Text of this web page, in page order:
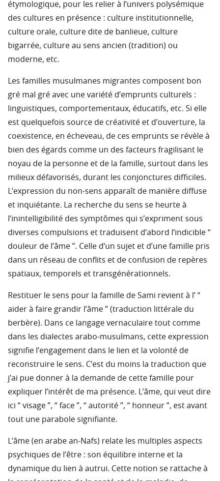
étymologique, pour les relier à l’univers polysémique
des cultures en présence : culture institutionnelle,
culture orale, culture dite de banlieue, culture
bigarrée, culture au sens ancien (tradition) ou
moderne, etc.
Les familles musulmanes migrantes composent bon
gré mal gré avec une variété d’emprunts culturels :
linguistiques, comportementaux, éducatifs, etc. Si elle
est quelquefois source de créativité et d’ouverture, la
coexistence, en écheveau, de ces emprunts se révèle à
bien des égards comme un des facteurs fragilisant le
noyau de la personne et de la famille, surtout dans les
milieux défavorisés, durant les conjonctures difficiles.
L’expression du non-sens apparaît de manière diffuse
et inquiétante. La recherche du sens se heurte à
l’inintelligibilité des symptômes qui s’expriment sous
diverses compulsions et traduisent d’abord l’indicible “
douleur de l’âme ”. Celle d’un sujet et d’une famille pris
dans un réseau de conflits et de confusion de repères
spatiaux, temporels et transgénérationnels.
Restituer le sens pour la famille de Sami revient à l’ “
aider à faire grandir l’âme ” (traduction littérale du
berbère). Dans ce langage vernaculaire tout comme
dans les dialectes arabo-musulmans, cette expression
signifie l’engagement dans le lien et la volonté de
reconstruire le sens. C’est du moins la traduction que
j’ai pue donner à la demande de cette famille pour
expliquer l’intérêt de ma présence. L’âme, qui veut dire
ici “ visage ”, “ face ”, “ autorité ”, “ honneur ”, est avant
tout une parabole signifiante.
L’âme (en arabe an-Nafs) relate les multiples aspects
psychiques de l’être : son équilibre interne et la
dynamique du lien à autrui. Cette notion se rattache à